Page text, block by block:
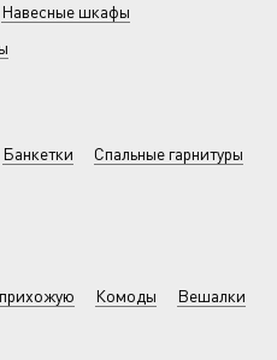
Навесные шкафы
Банкетки
Спальные гарнитуры
Комоды
Вешалки